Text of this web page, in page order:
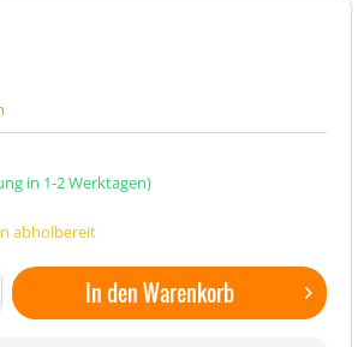
in 1-2 Werktagen)
abholbereit
In denWarenkorb